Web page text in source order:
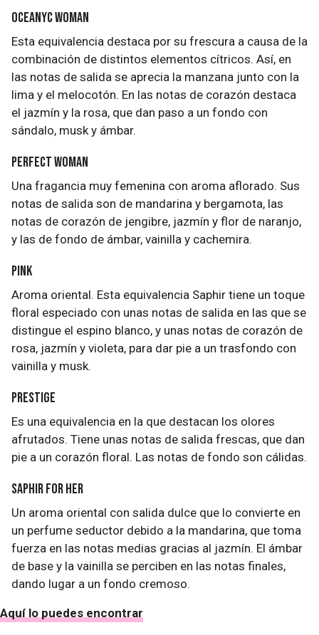
Oceanyc Woman
Esta equivalencia destaca por su frescura a causa de la
combinación de distintos elementos cítricos. Así, en
las notas de salida se aprecia la manzana junto con la
lima y el melocotón. En las notas de corazón destaca
el jazmín y la rosa, que dan paso a un fondo con
sándalo, musk y ámbar.
Perfect Woman
Una fragancia muy femenina con aroma aflorado. Sus
notas de salida son de mandarina y bergamota, las
notas de corazón de jengibre, jazmín y flor de naranjo,
y las de fondo de ámbar, vainilla y cachemira.
Pink
Aroma oriental. Esta equivalencia Saphir tiene un toque
floral especiado con unas notas de salida en las que se
distingue el espino blanco, y unas notas de corazón de
rosa, jazmín y violeta, para dar pie a un trasfondo con
vainilla y musk.
Prestige
Es una equivalencia en la que destacan los olores
afrutados. Tiene unas notas de salida frescas, que dan
pie a un corazón floral. Las notas de fondo son cálidas.
Saphir for her
Un aroma oriental con salida dulce que lo convierte en
un perfume seductor debido a la mandarina, que toma
fuerza en las notas medias gracias al jazmín. El ámbar
de base y la vainilla se perciben en las notas finales,
dando lugar a un fondo cremoso.
Aquí lo puedes encontrar